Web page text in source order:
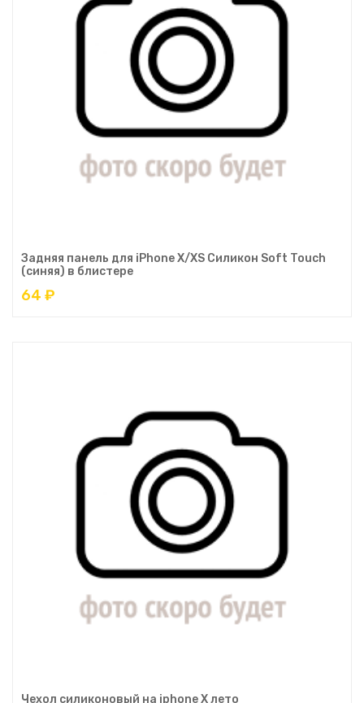
Задняя панель для iPhone X/XS Силикон Soft Touch
(синяя) в блистере
64 ₽
Чехол силиконовый на iphone Х лето